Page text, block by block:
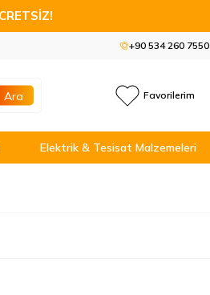
+90 534 260 7550
Ara Favorilerim
Elektrik & Tesisat Malzemeleri